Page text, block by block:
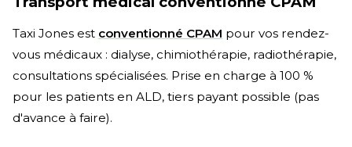
Taxi Jones est conventionné CPAM pour vos rendez-
vous médicaux : dialyse, chimiothérapie, radiothérapie,
consultations spécialisées. Prise en charge à 100 %
pour les patients en ALD, tiers payant possible (pas
d'avance à faire).